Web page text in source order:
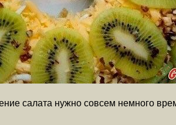
салата нужно совсем немного